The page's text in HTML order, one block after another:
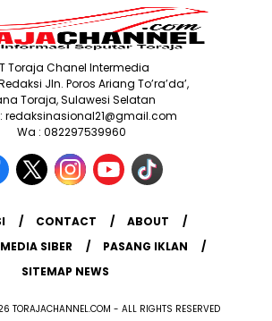
Toraja Chanel Intermedia
Jln. Poros Ariang To’ra’da’,
Toraja, Sulawesi Selatan
redaksinasional21@gmail.com
Wa : 082297539960
CONTACT
ABOUT
SIBER
PASANG IKLAN
SITEMAP NEWS
TORAJACHANNEL.COM - ALL RIGHTS RESERVED